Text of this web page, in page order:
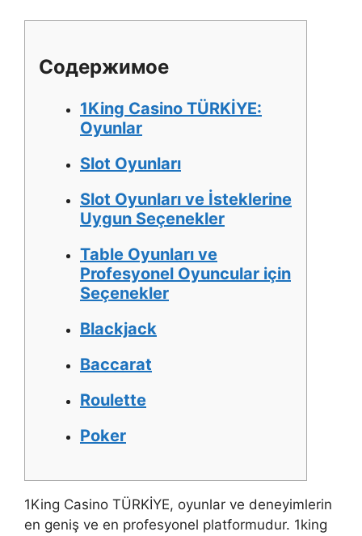
Содержимое
1King Casino TÜRKİYE:
Oyunlar
Slot Oyunları
Slot Oyunları ve İsteklerine
Uygun Seçenekler
Table Oyunları ve
Profesyonel Oyuncular için
Seçenekler
Blackjack
Baccarat
Roulette
Poker
1King Casino TÜRKİYE, oyunlar ve deneyimlerin
en geniş ve en profesyonel platformudur. 1king